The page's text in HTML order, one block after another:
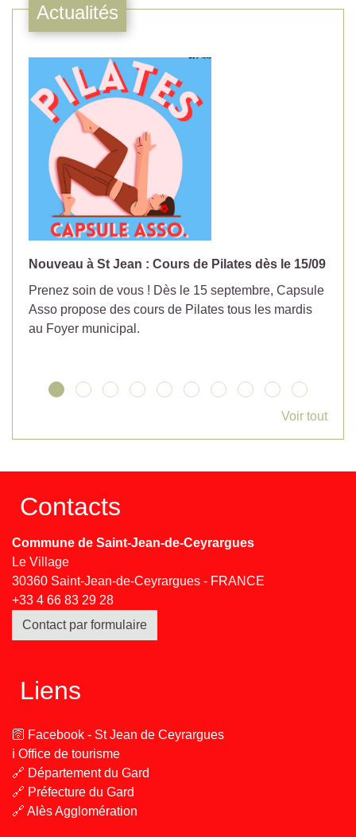
Actualités
Nouveau à St Jean : Cours de Pilates dès le 15/09
Prenez soin de vous ! Dès le 15 septembre, Capsule
Asso propose des cours de Pilates tous les mardis
au Foyer municipal.
Voir tout
Contacts
Commune de Saint-Jean-de-Ceyrargues
Le Village
30360 Saint-Jean-de-Ceyrargues - FRANCE
+33 4 66 83 29 28
Contact par formulaire
Liens
🛜 Facebook - St Jean de Ceyrargues
ℹ️ Office de tourisme
🔗 Département du Gard
🔗 Préfecture du Gard
🔗 Alès Agglomération